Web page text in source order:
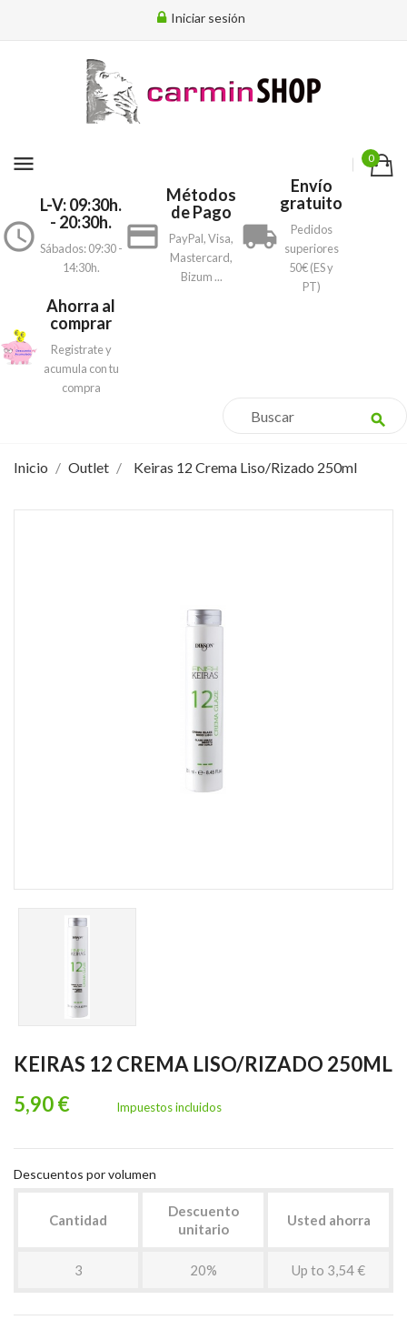
Iniciar sesión
menu 0
access_time
L-V: 09:30h.
- 20:30h.
Sábados: 09:30 -
14:30h.
payment
Métodos
de Pago
PayPal, Visa,
Mastercard,
Bizum ...
local_shipping
Envío
gratuito
Pedidos
superiores
50€ (ES y
PT)
Ahorra al
comprar
Registrate y
acumula con tu
compra
search
Inicio Outlet Keiras 12 Crema Liso/Rizado 250ml
KEIRAS 12 CREMA LISO/RIZADO 250ML
5,90 €
Impuestos incluidos
Descuentos por volumen
Cantidad
Descuento
unitario
Usted ahorra
3 20% Up to 3,54 €